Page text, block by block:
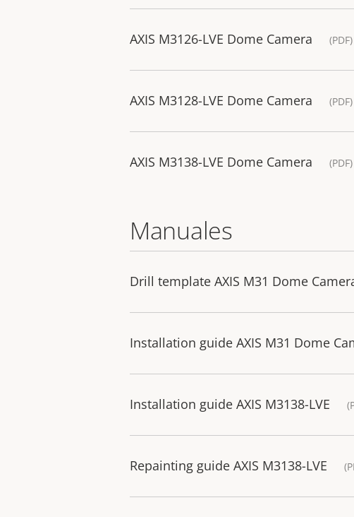
AXIS M3126-LVE Dome Camera
AXIS M3128-LVE Dome Camera
AXIS M3138-LVE Dome Camera
Manuales
Drill template AXIS M31 Dome
Installation guide AXIS M31 Dome
Installation guide AXIS M3138-LVE
Repainting guide AXIS M3138-LVE